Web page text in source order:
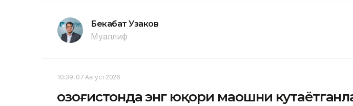
Бекабат Узаков
Муаллиф
10:39, 07 Август 2026
Қозоғистонда энг юқори маошни